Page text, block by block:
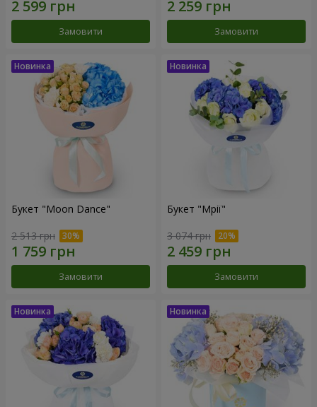
Замовити Замовити
Букет "Moon Dance"
2 513 грн
Замовити
Букет "Мрії"
3 074 грн
Замовити